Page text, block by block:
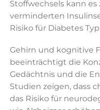
Stoffwechsels kann
verminderten
Risiko für Diabetes
Gehirn und kognitive
beeinträchtigt die
Gedächtnis und die
Studien zeigen, dass
das Risiko für